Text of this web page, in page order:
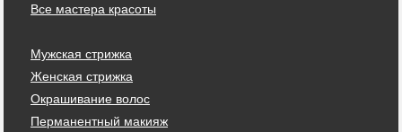
Все мастера красоты
Мужская стрижка
Женская стрижка
Окрашивание волос
Перманентный макияж